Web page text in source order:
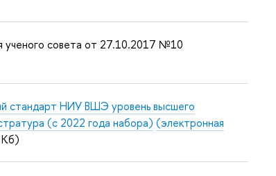
ученого совета от 27.10.2017 №10
стандарт НИУ ВШЭ уровень высшего
(с 2022 года набора) (электронная
Кб)